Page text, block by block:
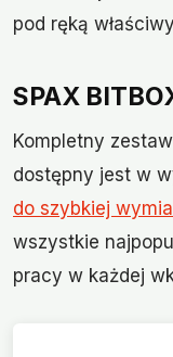
pod ręką
SPAX
Kompletny
dostępny jest w
do szybkiej
wszystkie
pracy w każdej